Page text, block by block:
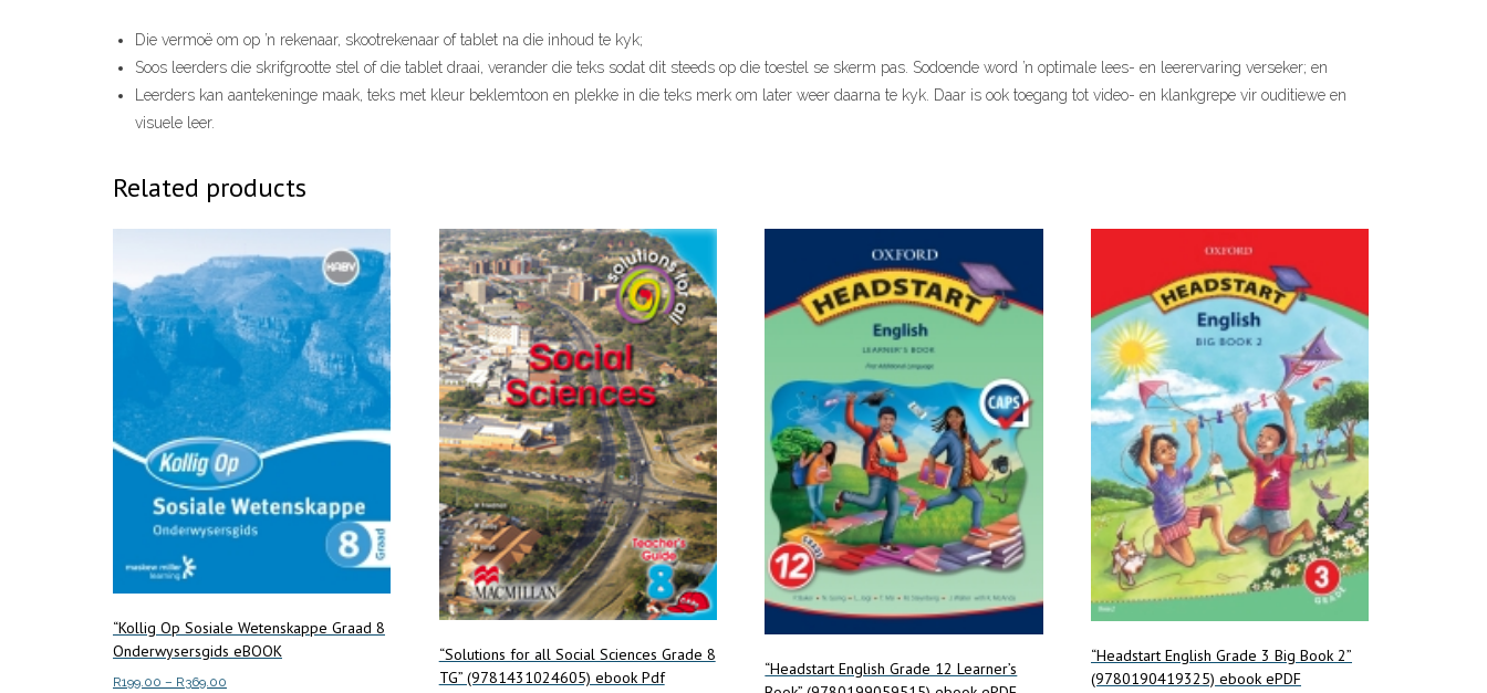
Die vermoë om op ’n rekenaar, skootrekenaar of tablet na die inhoud te kyk;
Soos leerders die skrifgrootte stel of die tablet draai, verander die teks sodat dit steeds op die toestel se skerm pas. Sodoende word ’n optimale lees- en leerervaring verseker; en
Leerders kan aantekeninge maak, teks met kleur beklemtoon en plekke in die teks merk om later weer daarna te kyk. Daar is ook toegang tot video- en klankgrepe vir ouditiewe en
visuele leer.
Related products
“Kollig Op Sosiale Wetenskappe Graad 8
Onderwysersgids eBOOK
R199.00 – R369.00
“Solutions for all Social Sciences Grade 8
TG” (9781431024605) ebook Pdf
“Headstart English Grade 12 Learner’s
“Headstart English Grade 3 Big Book 2”
(9780190419325) ebook ePDF